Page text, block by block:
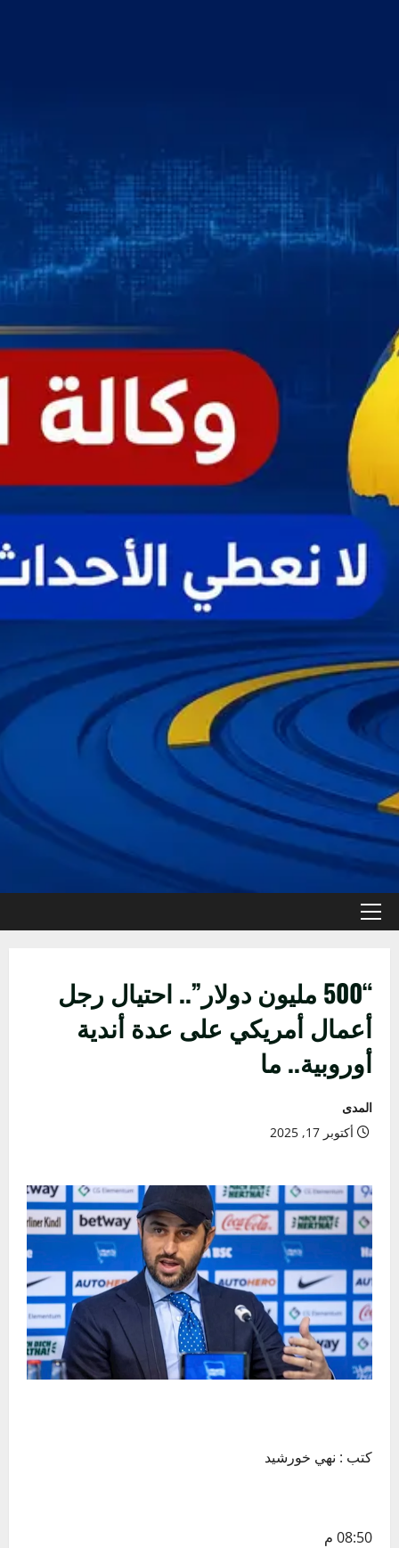
القائمة
“500 مليون دولار”.. احتيال رجل
أعمال أمريكي على عدة أندية
أوروبية.. ما
المدى
أكتوبر 17, 2025
كتب : نهي خورشيد
08:50 م